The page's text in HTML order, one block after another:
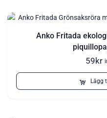
Anko Fritada
59kr
Lägg